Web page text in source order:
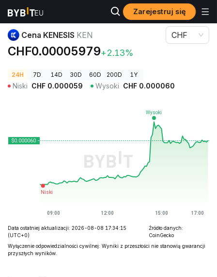
Zarejestruj się
Ceny kryptowalut Cena KENESIS KEN
Cena KENESIS KEN
CHF0.00005979+2.13%
CHF
24H 7D 14D 30D 60D 200D 1Y
Niski CHF 0.000059 Wysoki CHF 0.000060
Data ostatniej aktualizacji: 2026-08-08 17:34:15
(UTC+0)
Źródło danych:
CoinGecko
Wyłączenie odpowiedzialności cywilnej: Wyniki z przeszłości nie stanowią gwarancji
przyszłych wyników.